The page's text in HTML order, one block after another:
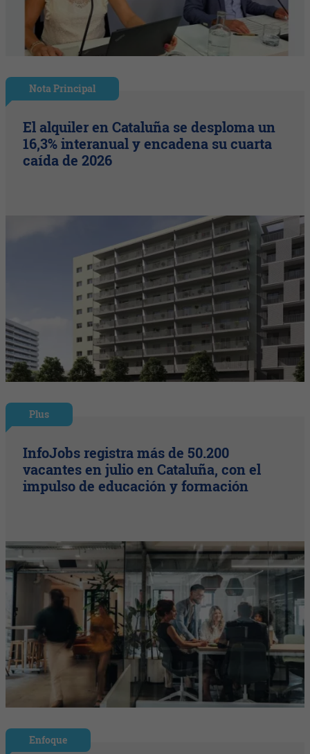
Nota Principal
El alquiler en Cataluña se desploma un
16,3% interanual y encadena su cuarta
caída de 2026
Plus
InfoJobs registra más de 50.200
vacantes en julio en Cataluña, con el
impulso de educación y formación
Enfoque